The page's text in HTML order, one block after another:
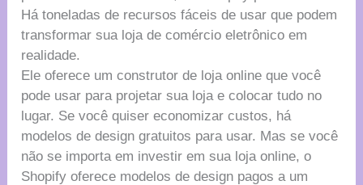
Há toneladas de recursos fáceis de usar que podem
transformar sua loja de comércio eletrônico em
realidade.
Ele oferece um construtor de loja online que você
pode usar para projetar sua loja e colocar tudo no
lugar. Se você quiser economizar custos, há
modelos de design gratuitos para usar. Mas se você
não se importa em investir em sua loja online, o
Shopify oferece modelos de design pagos a um